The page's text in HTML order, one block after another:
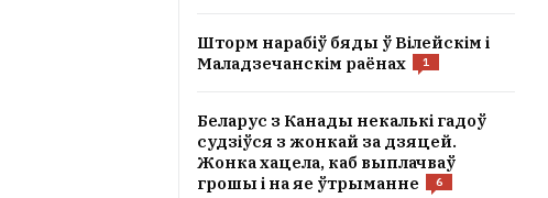
Шторм нарабіў бяды ў Вілейскім і
Маладзечанскім раёнах
1
Беларус з Канады некалькі гадоў
судзіўся з жонкай за дзяцей.
Жонка хацела, каб выплачваў
грошы і на яе ўтрыманне
6